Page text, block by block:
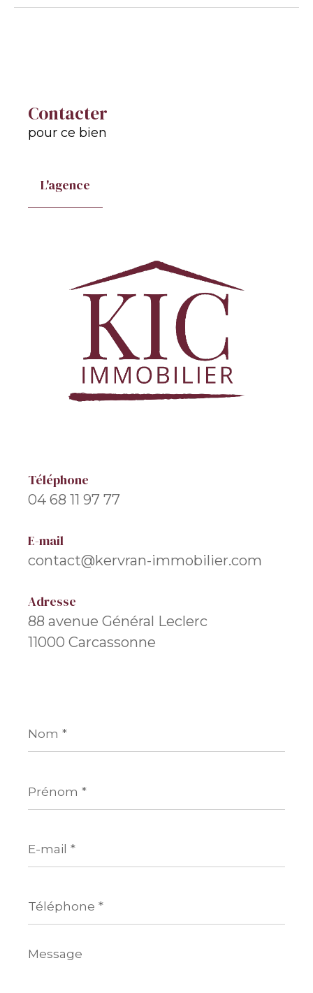
Contacter
pour ce bien
L'agence
Téléphone
04 68 11 97 77
E-mail
contact@kervran-immobilier.com
Adresse
88 avenue Général Leclerc
11000 Carcassonne
*
*
mail
*
*
Message
*